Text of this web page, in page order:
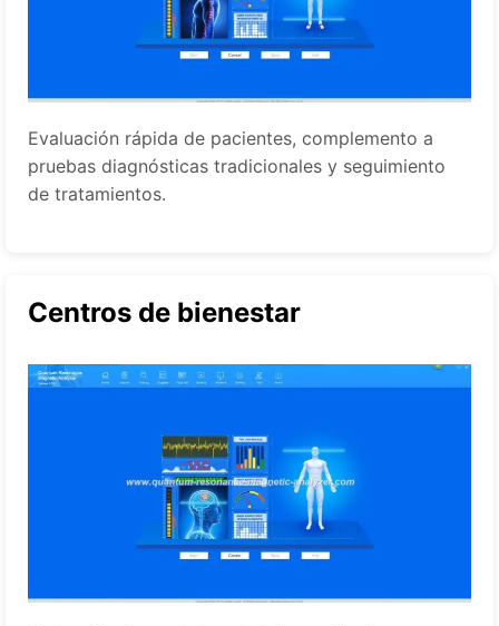
Evaluación rápida de pacientes, complemento a
pruebas diagnósticas tradicionales y seguimiento
de tratamientos.
Centros de bienestar